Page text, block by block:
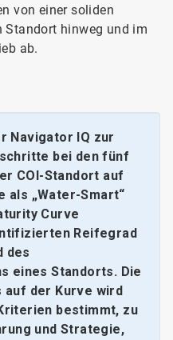
von einer soliden
Standort hinweg und im
ab.
Navigator IQ zur
bei den fünf
COI-Standort auf
als „Water-Smart“
Curve
Reifegrad
des
eines Standorts. Die
der Kurve wird
bestimmt, zu
und Strategie,